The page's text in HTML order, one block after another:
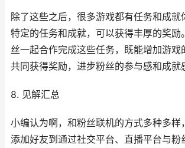
除了这些之后，很多游戏都有任务和成就
特定的任务和成就，可以获得丰厚的奖励
丝一起合作完成这些任务，既能增加游戏
共同获得奖励，进步粉丝的参与感和成就
8. 见解汇总
小编认为啊，和粉丝联机的方式多种多样
添加好友到通过社交平台、直播平台与粉